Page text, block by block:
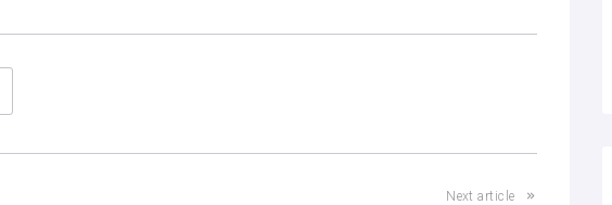
Next article